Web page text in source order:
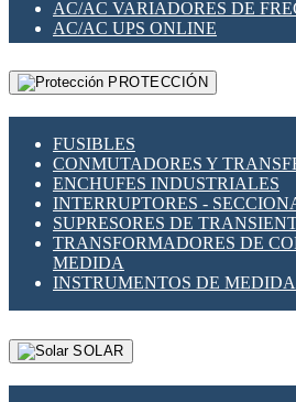
VIGILANCIA IP (CCTV)
MESHTASTIC
AC/AC VARIADORES DE
AC/AC UPS ONLINE
PROTECCIÓN
FUSIBLES
CONMUTADORES Y
ENCHUFES INDUSTRIALES
INTERRUPTORES -
SUPRESORES DE
TRANSFORMADORES DE
MEDIDA
INSTRUMENTOS DE MEDIDA
SOLAR